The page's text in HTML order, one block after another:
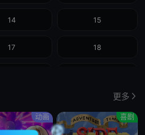
14 15
17 18
26 27
更多
动画 喜剧